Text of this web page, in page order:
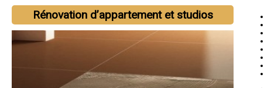
Rénovation d’appartement et studios